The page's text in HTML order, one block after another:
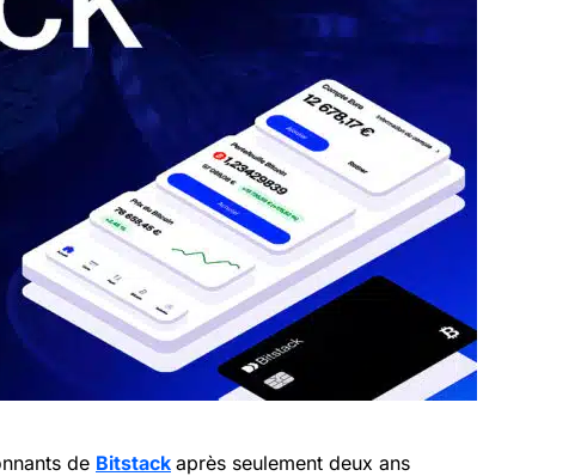
de Bitstack après seulement deux ans